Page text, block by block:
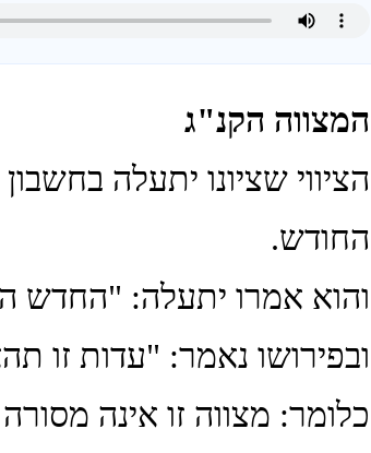
המצווה הקנ"ג
הציווי שציונו יתעלה
החודש.
והוא אמרו יתעלה: "החדש
ובפירושו נאמר: "עדות זו
כלומר: מצווה זו אינה